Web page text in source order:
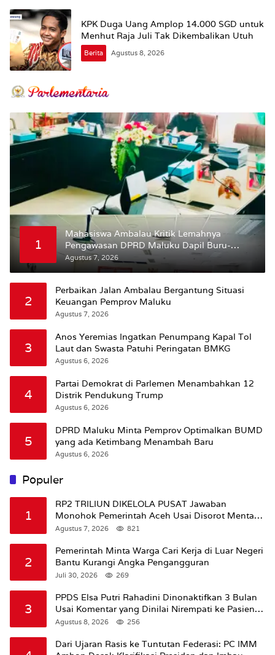
KPK Duga Uang Amplop 14.000 SGD untuk
Menhut Raja Juli Tak Dikembalikan Utuh
Berita Agustus 8, 2026
1
Mahasiswa Ambalau Kritik Lemahnya
Pengawasan DPRD Maluku Dapil Buru-
Bursel Terhadap Proses Perubahan Status
Jalan
Agustus 7, 2026
2
Perbaikan Jalan Ambalau Bergantung Situasi
Keuangan Pemprov Maluku
Agustus 7, 2026
3
Anos Yeremias Ingatkan Penumpang Kapal Tol
Laut dan Swasta Patuhi Peringatan BMKG
Agustus 6, 2026
4
Partai Demokrat di Parlemen Menambahkan 12
Distrik Pendukung Trump
Agustus 6, 2026
5
DPRD Maluku Minta Pemprov Optimalkan BUMD
yang ada Ketimbang Menambah Baru
Agustus 6, 2026
Populer
1
RP2 TRILIUN DIKELOLA PUSAT Jawaban
Monohok Pemerintah Aceh Usai Disorot Mentan
Amran Soal Dana Pertanian
Agustus 7, 2026 821
2
Pemerintah Minta Warga Cari Kerja di Luar Negeri
Bantu Kurangi Angka Pengangguran
Juli 30, 2026 269
3
PPDS Elsa Putri Rahadini Dinonaktifkan 3 Bulan
Usai Komentar yang Dinilai Nirempati ke Pasien
BPJS
Agustus 8, 2026 256
Dari Ujaran Rasis ke Tuntutan Federasi: PC IMM